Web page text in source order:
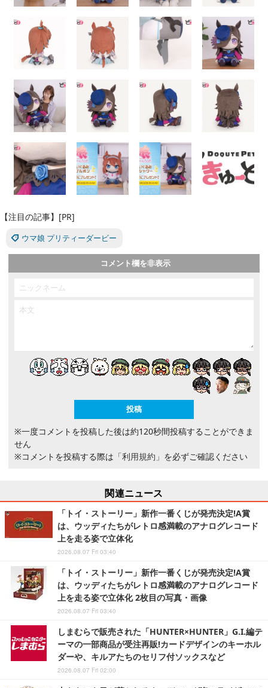
【注目の記事】[PR]
ウマ娘 プリティーダービー
コメント欄を非表示
※一度コメントを投稿した後は約120秒間投稿することができま
せん
※コメントを投稿する際は 「利用規約」 を必ずご確認ください
関連ニュース
「トイ・ストーリー」新作一番くじが発売決定!A賞
は、ウッディたちがレトロ感満載のアナログレコード
上を走る姿で立体化
2026.08.07 Fri 03:40
「トイ・ストーリー」新作一番くじが発売決定!A賞
は、ウッディたちがレトロ感満載のアナログレコード
上を走る姿で立体化 2枚目の写真・画像
2026.08.07 Fri 03:40
しまむらで販売された「HUNTER×HUNTER」G.I.編テ
ーマの一部商品が受注再販!カードデザインのキーホル
ダーや、キルアたちのセリフ付ソックスなど
2026.08.07 Fri 02:00